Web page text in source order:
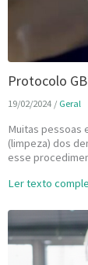
Protocolo
19/02/2024 / Geral
Muitas pessoas
(limpeza) dos
esse
Ler texto